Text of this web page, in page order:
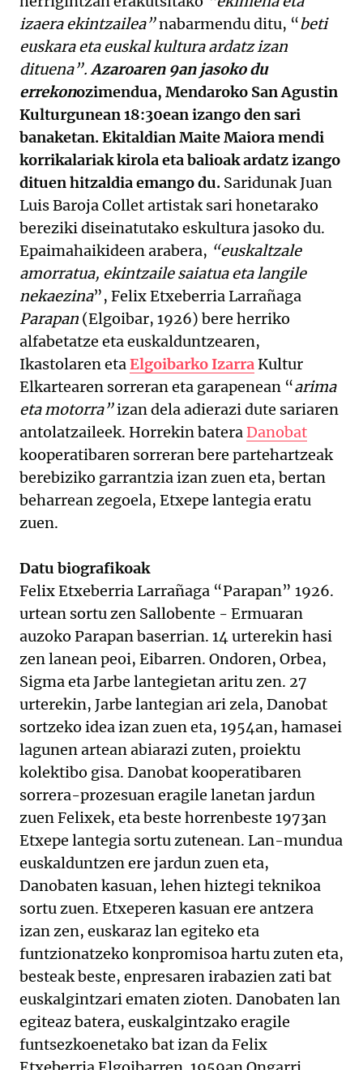
izaera ekintzailea”nabarmendu ditu, “beti
euskara eta euskal kultura ardatz izan
dituena”.Azaroaren 9an jasoko du
errekonozimendua, Mendaroko San Agustin
Kulturgunean 18:30ean izango den sari
banaketan. Ekitaldian Maite Maiora mendi
korrikalariak kirola eta balioak ardatz izango
dituen hitzaldia emango du. Saridunak Juan
Luis Baroja Collet artistak sari honetarako
bereziki diseinatutako eskultura jasoko du.
Epaimahaikideen arabera, “euskaltzale
amorratua, ekintzaile saiatua eta langile
nekaezina”, Felix Etxeberria Larrañaga
Parapan (Elgoibar, 1926) bere herriko
alfabetatze eta euskalduntzearen,
Ikastolaren etaElgoibarko IzarraKultur
Elkartearen sorreran eta garapenean “arima
eta motorra”izan dela adierazi dute sariaren
antolatzaileek. Horrekin bateraDanobat
kooperatibaren sorreran bere partehartzeak
berebiziko garrantzia izan zuen eta, bertan
beharrean zegoela, Etxepe lantegia eratu
zuen.
Datu biografikoak
Felix Etxeberria Larrañaga “Parapan” 1926.
urtean sortu zen Sallobente - Ermuaran
auzoko Parapan baserrian. 14 urterekin hasi
zen lanean peoi, Eibarren. Ondoren, Orbea,
Sigma eta Jarbe lantegietan aritu zen. 27
urterekin, Jarbe lantegian ari zela, Danobat
sortzeko idea izan zuen eta, 1954an, hamasei
lagunen artean abiarazi zuten, proiektu
kolektibo gisa. Danobat kooperatibaren
sorrera-prozesuan eragile lanetan jardun
zuen Felixek, eta beste horrenbeste 1973an
Etxepe lantegia sortu zutenean. Lan-mundua
euskalduntzen ere jardun zuen eta,
Danobaten kasuan, lehen hiztegi teknikoa
sortu zuen. Etxeperen kasuan ere antzera
izan zen, euskaraz lan egiteko eta
funtzionatzeko konpromisoa hartu zuten eta,
besteak beste, enpresaren irabazien zati bat
euskalgintzari ematen zioten. Danobaten lan
egiteaz batera, euskalgintzako eragile
funtsezkoenetako bat izan da Felix